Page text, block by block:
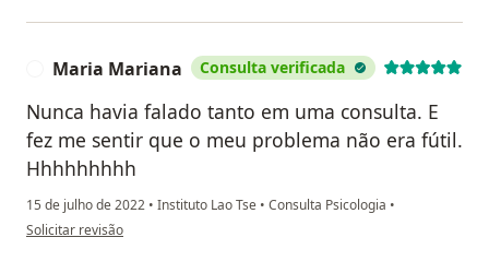
Maria Mariana Consulta verificada
Nunca havia falado tanto em uma consulta. E
fez me sentir que o meu problema não era fútil.
Hhhhhhhhh
15 de julho de 2022 • Instituto Lao Tse • Consulta Psicologia •
na opinião do utilizador Maria Mariana
Solicitar revisão